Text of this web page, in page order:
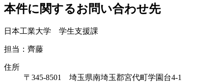
本件に関するお問い合わせ先
日本工業大学 学生支援課
担当：齊藤
住所
〒345-8501 埼玉県南埼玉郡宮代町学園台4-1